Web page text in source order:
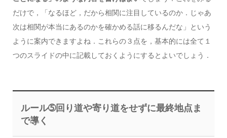
だけで，「なるほど，だから相関に注目しているのか．じゃあ
次は相関が本当にあるのかを確かめる話に移るんだな」という
ように案内できますよね．これらの３点を，基本的には全て１
つのスライドの中に記載しておくようにするとよいでしょう．
ルール➄回り道や寄り道をせずに最終地点ま
で導く